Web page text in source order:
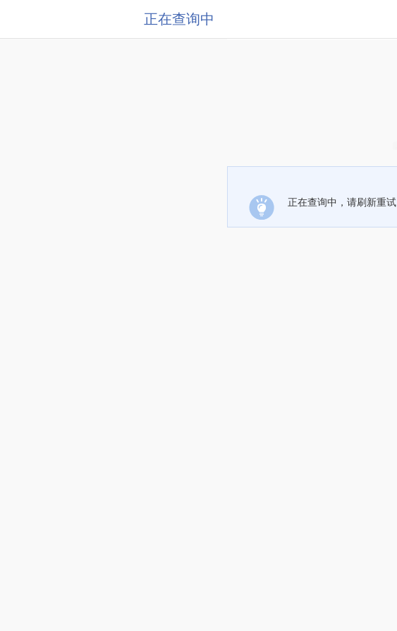
正在查询中
正在查询中，请刷新重试